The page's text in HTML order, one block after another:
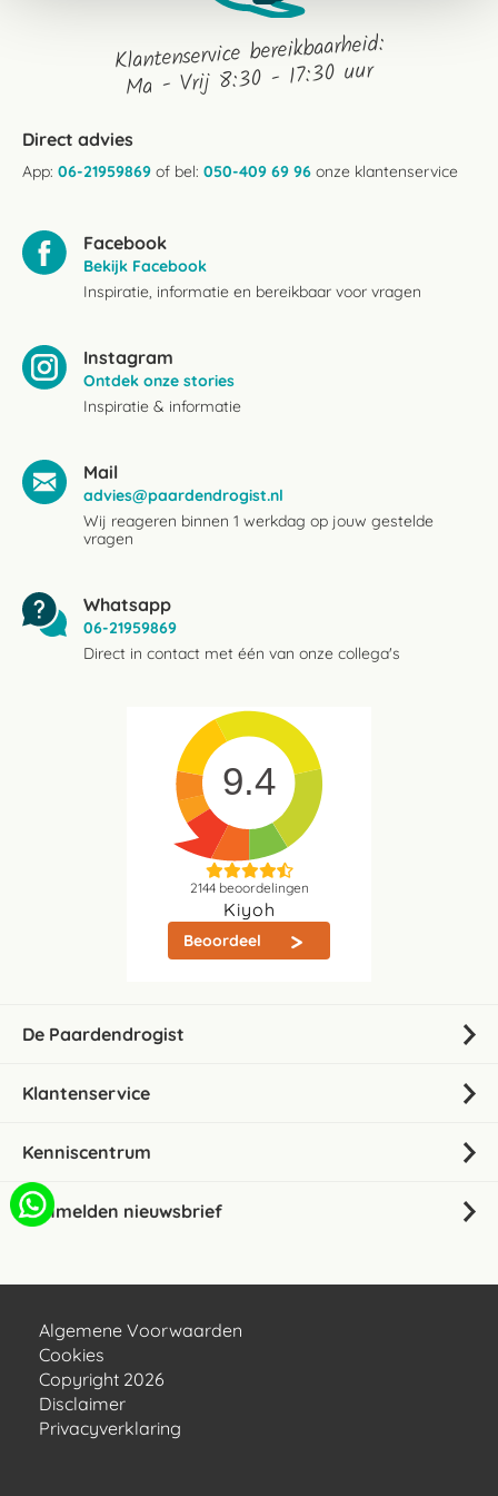
Klantenservice bereikbaarheid:
Ma - Vrij 8:30 - 17:30 uur
Direct advies
App: 06-21959869 of bel: 050-409 69 96 onze klantenservice
Facebook
Bekijk Facebook
Inspiratie, informatie en bereikbaar voor vragen
Instagram
Ontdek onze stories
Inspiratie & informatie
Mail
advies@paardendrogist.nl
Wij reageren binnen 1 werkdag op jouw gestelde
vragen
Whatsapp
06-21959869
Direct in contact met één van onze collega's
9.4
2144beoordelingen
Kiyoh
Beoordeel
De Paardendrogist
Klantenservice
Kenniscentrum
Aanmelden nieuwsbrief
Algemene Voorwaarden
Cookies
Copyright 2026
Disclaimer
Privacyverklaring